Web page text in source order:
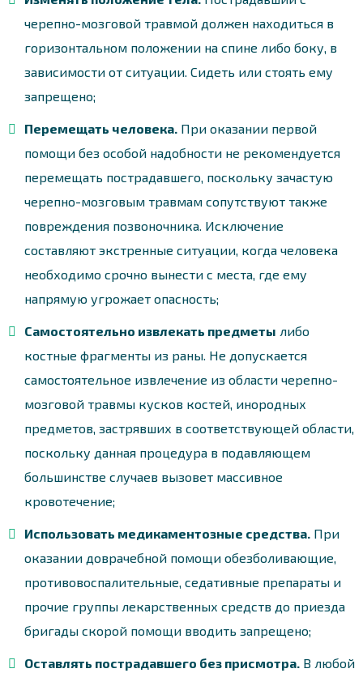
черепно-мозговой травмой должен находиться в
горизонтальном положении на спине либо боку, в
зависимости от ситуации. Сидеть или стоять ему
запрещено;
Перемещать человека. При оказании первой
помощи без особой надобности не рекомендуется
перемещать пострадавшего, поскольку зачастую
черепно-мозговым травмам сопутствуют также
повреждения позвоночника. Исключение
составляют экстренные ситуации, когда человека
необходимо срочно вынести с места, где ему
напрямую угрожает опасность;
Самостоятельно извлекать предметы либо
костные фрагменты из раны. Не допускается
самостоятельное извлечение из области черепно-
мозговой травмы кусков костей, инородных
предметов, застрявших в соответствующей области,
поскольку данная процедура в подавляющем
большинстве случаев вызовет массивное
кровотечение;
Использовать медикаментозные средства. При
оказании доврачебной помощи обезболивающие,
противовоспалительные, седативные препараты и
прочие группы лекарственных средств до приезда
бригады скорой помощи вводить запрещено;
Оставлять пострадавшего без присмотра. В любой